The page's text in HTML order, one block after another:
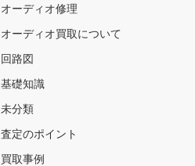
オーディオ修理
オーディオ買取について
回路図
基礎知識
未分類
査定のポイント
買取事例